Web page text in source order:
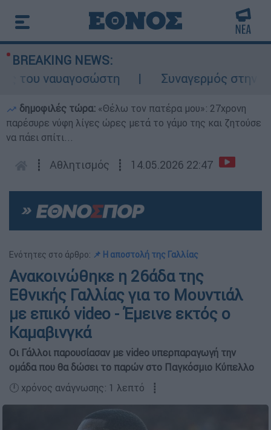
BREAKING NEWS:
ναυαγοσώστη
Συναγερμός στην
δημοφιλές τώρα: «Θέλω τον πατέρα μου»: 27χρονη
παρέσυρε νύφη λίγες ώρες μετά το γάμο της και ζητούσε
να πάει σπίτι...
┋ Αθλητισμός ┋ 14.05.2026 22:47
Ενότητες στο άρθρο: 📌 Η αποστολή της Γαλλίας
Ανακοινώθηκε η 26άδα της
Εθνικής Γαλλίας για το Μουντιάλ
με επικό video - Έμεινε εκτός ο
Καμαβινγκά
Οι Γάλλοι παρουσίασαν με video υπερπαραγωγή την
ομάδα που θα δώσει το παρών στο Παγκόσμιο Κύπελλο
🕛 χρόνος ανάγνωσης: 1 λεπτό ┋